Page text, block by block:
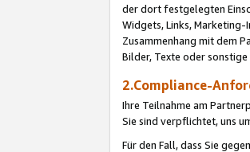
der dort festgelegten
Widgets, Links,
Zusammenhang mit dem
Bilder, Texte oder
2.Compliance-
Ihre Teilnahme am
Sie sind verpflichtet, uns
Für den Fall, dass Sie